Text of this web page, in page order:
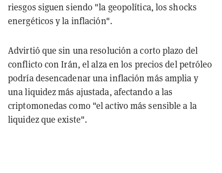
riesgos siguen siendo "la geopolítica, los shocks
energéticos y la inflación".
Advirtió que sin una resolución a corto plazo del
conflicto con Irán, el alza en los precios del petróleo
podría desencadenar una inflación más amplia y
una liquidez más ajustada, afectando a las
criptomonedas como "el activo más sensible a la
liquidez que existe".